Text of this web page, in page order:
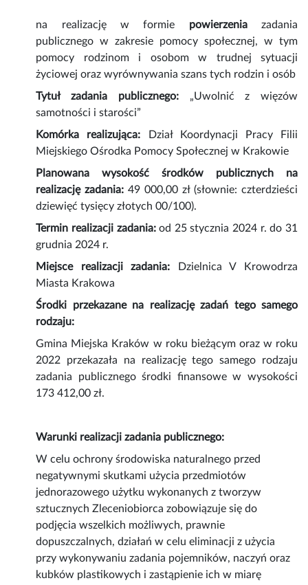
na realizację w formie powierzeniazadania
publicznego w zakresie pomocy społecznej, w tym
pomocy rodzinom i osobom w trudnej sytuacji
życiowej oraz wyrównywania szans tych rodzin i osób
Tytuł zadania publicznego: „Uwolnić z więzów
samotności i starości”
Komórka realizująca:
Dział Koordynacji Pracy Filii
Miejskiego Ośrodka Pomocy Społecznej w Krakowie
Planowana wysokość środków publicznych na
realizację zadania:49 000,00 zł (słownie: czterdzieści
dziewięć tysięcy złotych 00/100).
Termin realizacji zadania:od 25 stycznia 2024 r. do 31
grudnia 2024 r.
Miejsce realizacji zadania:
Dzielnica V Krowodrza
Miasta Krakowa
Środki przekazane na realizację zadań tego samego
rodzaju:
Gmina Miejska Kraków w roku bieżącym oraz w roku
2022 przekazała na realizację tego samego rodzaju
zadania publicznego środki finansowe w wysokości
173 412,00 zł.
Warunki realizacji zadania publicznego:
W celu ochrony środowiska naturalnego przed
negatywnymi skutkami użycia przedmiotów
jednorazowego użytku wykonanych z tworzyw
sztucznych Zleceniobiorca zobowiązuje się do
podjęcia wszelkich możliwych, prawnie
dopuszczalnych, działań w celu eliminacji z użycia
przy wykonywaniu zadania pojemników, naczyń oraz
kubków plastikowych i zastąpienie ich w miarę